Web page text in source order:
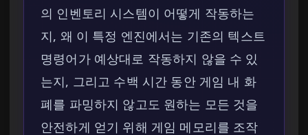
의 인벤토리 시스템이 어떻게 작동하는
지, 왜 이 특정 엔진에서는 기존의 텍스트
명령어가 예상대로 작동하지 않을 수 있
는지, 그리고 수백 시간 동안 게임 내 화
폐를 파밍하지 않고도 원하는 모든 것을
안전하게 얻기 위해 게임 메모리를 조작